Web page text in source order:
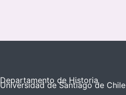
Departamento de Historia
Universidad de Santiago de Chile